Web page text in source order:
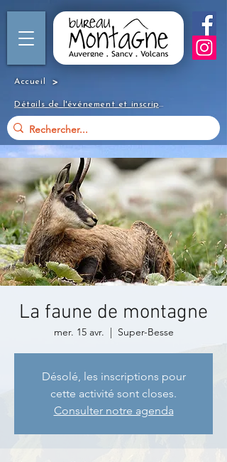
Accueil >
Détails de l'événement et inscription
La faune de montagne
mer. 15 avr.
  |
Super-Besse
Désolé, les inscriptions pour
cette activité sont closes.
Consulter notre agenda